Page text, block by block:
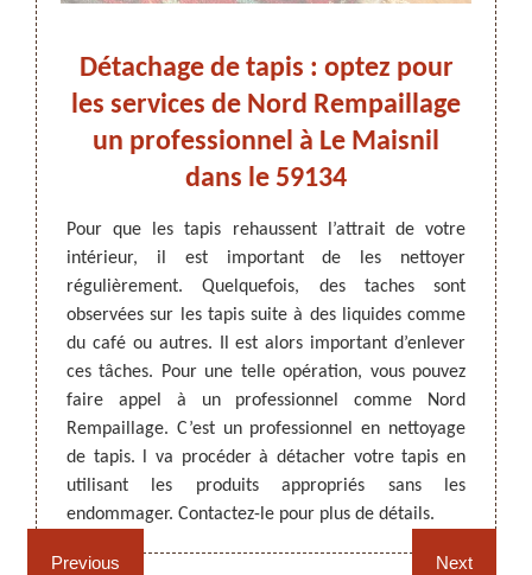
ARTISAN DEZITTER, REMPAILLAGE -
CANNAGE - RECOLLAGE, 59 NORD
Rempaillage fauteuil,
chaises et sièges 59
Cannage fauteuil, chaises
et sièges 59
Previous
le
par
rend
pas
à
en
faire
Détachage de tapis : optez pour
les services de Nord Rempaillage
un professionnel à Le Maisnil
dans le 59134
Pour que les tapis rehaussent l’attrait de votre
intérieur, il est important de les nettoyer
régulièrement. Quelquefois, des taches sont
observées sur les tapis suite à des liquides comme
du café ou autres. Il est alors important d’enlever
ces tâches. Pour une telle opération, vous pouvez
faire appel à un professionnel comme Nord
Rempaillage. C’est un professionnel en nettoyage
de tapis. l va procéder à détacher votre tapis en
utilisant les produits appropriés sans les
endommager. Contactez-le pour plus de détails.
Les
Pour
ses
Next